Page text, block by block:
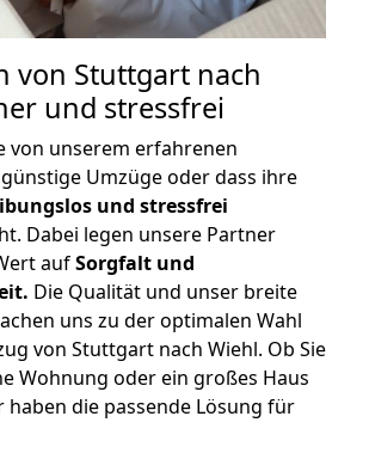
von Stuttgart nach
und stressfrei
von unserem erfahrenen
Umzüge oder dass ihre
und stressfrei
Dabei legen unsere Partner
aufSorgfalt und
Die Qualität und unser breite
uns zu der optimalen Wahl
von Stuttgart nach Wiehl. Ob Sie
Wohnung oder ein großes Haus
haben die passende Lösung für